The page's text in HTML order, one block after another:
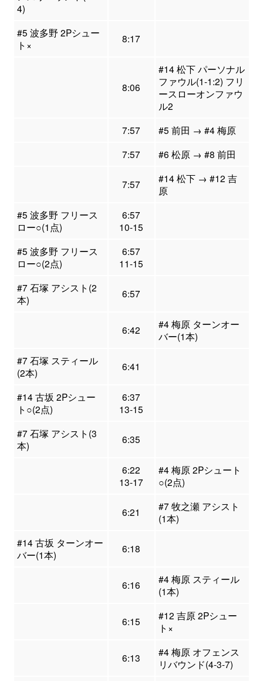
4)
#5 波多野 2Pシュー
ト×
8:17
8:06
#14 松下 パーソナル
ファウル(1-1:2) フリ
ースローオンファウ
ル2
7:57
#5 前田 → #4 梅原
7:57
#6 松原 → #8 前田
7:57
#14 松下 → #12 吉
原
#5 波多野 フリース
ロー○(1点)
6:57
10-15
#5 波多野 フリース
ロー○(2点)
6:57
11-15
#7 石塚 アシスト(2
本)
6:57
6:42
#4 梅原 ターンオー
バー(1本)
#7 石塚 スティール
(2本)
6:41
#14 古坂 2Pシュー
ト○(2点)
6:37
13-15
#7 石塚 アシスト(3
本)
6:35
6:22
13-17
#4 梅原 2Pシュート
○(2点)
6:21
#7 牧之瀬 アシスト
(1本)
#14 古坂 ターンオー
バー(1本)
6:18
6:16
#4 梅原 スティール
(1本)
6:15
#12 吉原 2Pシュー
ト×
6:13
#4 梅原 オフェンス
リバウンド(4-3-7)